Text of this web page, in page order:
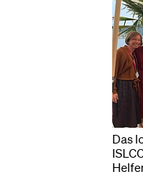
Das